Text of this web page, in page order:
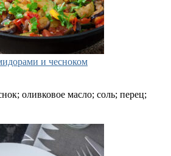
и чесноком
оливковое масло; соль; перец;